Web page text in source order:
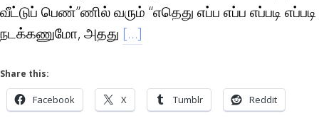
வீட்டுப் பெண்”ணில் வரும் “எதெது எப்ப எப்ப எப்படி எப்படி
நடக்கணுமோ, அதது […]
Share this:
Facebook X Tumblr Reddit